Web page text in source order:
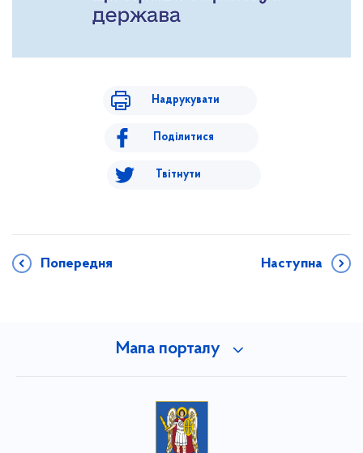
Надрукувати
Поділитися
Твітнути
Попередня Наступна
Мапа порталу